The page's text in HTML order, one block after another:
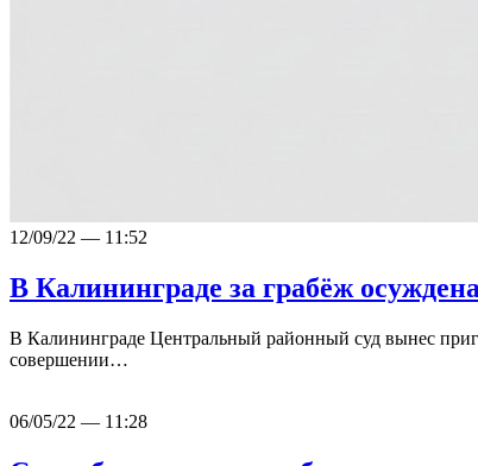
12/09/22 — 11:52
В Калининграде за грабёж
В Калининграде Центральный районный суд вынес
совершении…
06/05/22 — 11:28